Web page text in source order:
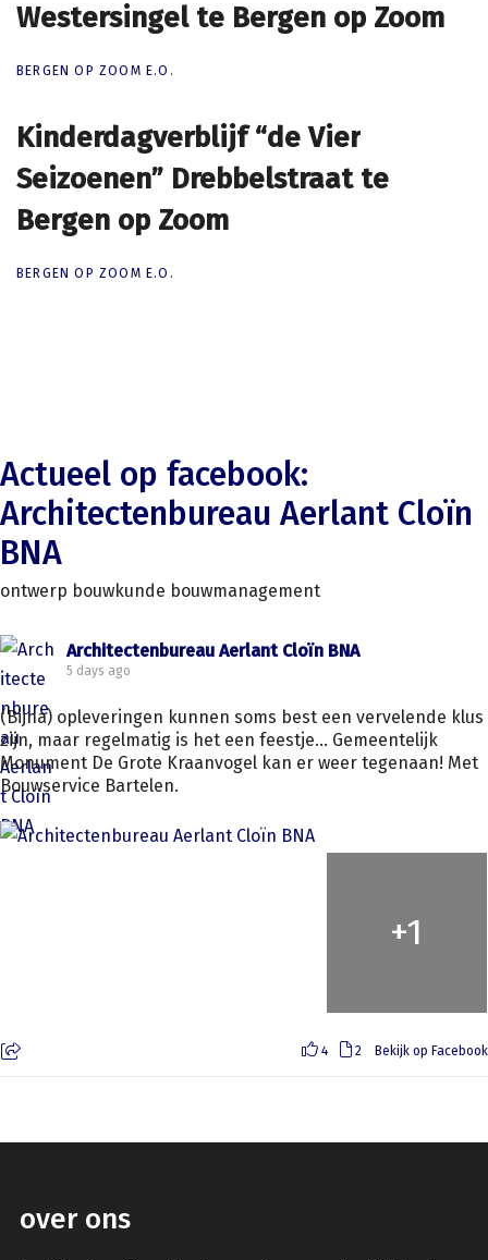
Westersingel te Bergen op Zoom
Westersingel te Bergen op Zoom
BERGEN OP ZOOM E.O.
Kinderdagverblijf “de Vier
Seizoenen” Drebbelstraat te
Bergen op Zoom
Kinderdagverblijf “de Vier
Seizoenen” Drebbelstraat te
Bergen op Zoom
BERGEN OP ZOOM E.O.
Actueel op facebook:
Architectenbureau Aerlant Cloïn
BNA
ontwerp bouwkunde bouwmanagement
Architectenbureau Aerlant Cloïn BNA
5 days ago
(Bijna) opleveringen kunnen soms best een vervelende klus
zijn, maar regelmatig is het een feestje... Gemeentelijk
Monument De Grote Kraanvogel kan er weer tegenaan! Met
Bouwservice Bartelen.
+1
4 2 Bekijk op Facebook
over ons